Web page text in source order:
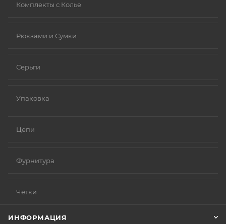
Комплекты с Колье
Рюкзами и Сумки
Серьги
Упаковка
Цепи
Фурнитура
Чётки
ИНФОРМАЦИЯ